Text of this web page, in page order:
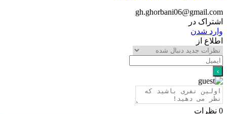
gh.ghorbani06@gmail.com
اشتراک در
وارد شدن
اطلاع از
0 نظرات